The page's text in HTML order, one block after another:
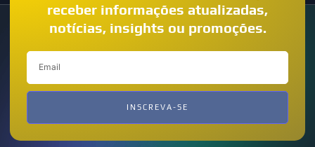
receber informações atualizadas,
notícias, insights ou promoções.
INSCREVA-SE